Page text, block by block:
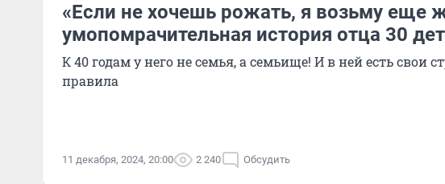
«Если не хочешь рожать, я возьму еще
умопомрачительная история отца 30
К 40 годам у него не семья, а семьище! И в ней есть свои
правила
11 декабря, 2024, 20:00 2 240 Обсудить